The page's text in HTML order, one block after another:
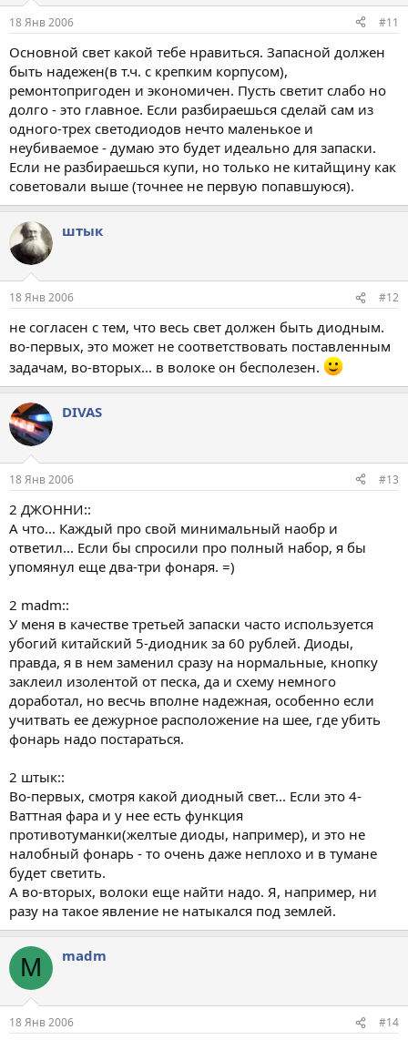
18 Янв 2006 #11
Основной свет какой тебе нравиться. Запасной должен
быть надежен(в т.ч. с крепким корпусом),
ремонтопригоден и экономичен. Пусть светит слабо но
долго - это главное. Если разбираешься сделай сам из
одного-трех светодиодов нечто маленькое и
неубиваемое - думаю это будет идеально для запаски.
Если не разбираешься купи, но только не китайщину как
советовали выше (точнее не первую попавшуюся).
штык
18 Янв 2006 #12
не согласен с тем, что весь свет должен быть диодным.
во-первых, это может не соответствовать поставленным
задачам, во-вторых... в волоке он бесполезен.
DIVAS
18 Янв 2006 #13
2 ДЖОННИ::
А что... Каждый про свой минимальный наобр и
ответил... Если бы спросили про полный набор, я бы
упомянул еще два-три фонаря. =)
2 madm::
У меня в качестве третьей запаски часто используется
убогий китайский 5-диодник за 60 рублей. Диоды,
правда, я в нем заменил сразу на нормальные, кнопку
заклеил изолентой от песка, да и схему немного
доработал, но весчь вполне надежная, особенно если
учитвать ее дежурное расположение на шее, где убить
фонарь надо постараться.
2 штык::
Во-первых, смотря какой диодный свет... Если это 4-
Ваттная фара и у нее есть функция
противотуманки(желтые диоды, например), и это не
налобный фонарь - то очень даже неплохо и в тумане
будет светить.
А во-вторых, волоки еще найти надо. Я, например, ни
разу на такое явление не натыкался под землей.
M madm
18 Янв 2006 #14